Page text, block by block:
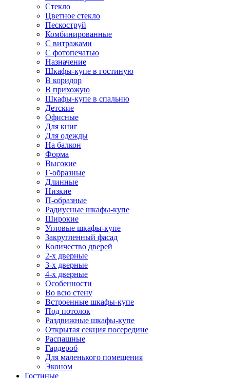
Стекло
Цветное стекло
Пескоструй
Комбинированные
С витражами
С фотопечатью
Назначение
Шкафы-купе в гостиную
В коридор
В прихожую
Шкафы-купе в спальню
Детские
Офисные
Для книг
Для одежды
На балкон
Форма
Высокие
Г-образные
Длинные
Низкие
П-образные
Радиусные шкафы-купе
Широкие
Угловые шкафы-купе
Закругленный фасад
Количество дверей
2-х дверные
3-х дверные
4-х дверные
Особенности
Во всю стену
Встроенные шкафы-купе
Под потолок
Раздвижные шкафы-купе
Открытая секция посередине
Распашные
Гардероб
Для маленького помещения
Эконом
Гостиные